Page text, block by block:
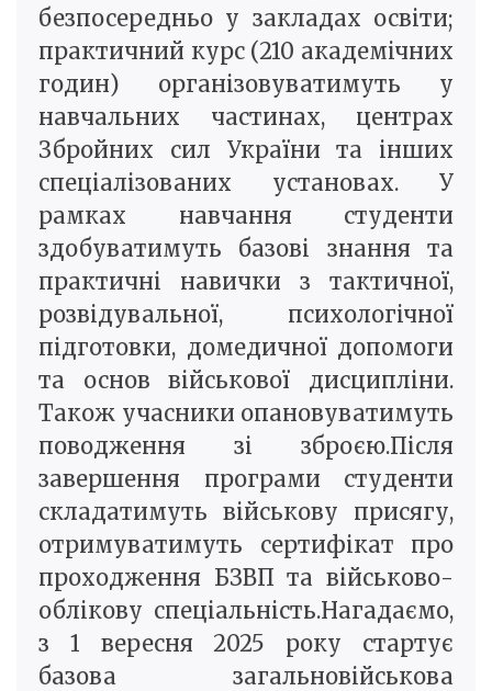
безпосередньо у закладах освіти;
практичний курс (210 академічних
годин) організовуватимуть у
навчальних частинах, центрах
Збройних сил України та інших
спеціалізованих установах. У
рамках навчання студенти
здобуватимуть базові знання та
практичні навички з тактичної,
розвідувальної, психологічної
підготовки, домедичної допомоги
та основ військової дисципліни.
Також учасники опановуватимуть
поводження зі зброєю.Після
завершення програми студенти
складатимуть військову присягу,
отримуватимуть сертифікат про
проходження БЗВП та військово-
облікову спеціальність.Нагадаємо,
з 1 вересня 2025 року стартує
базова загальновійськова